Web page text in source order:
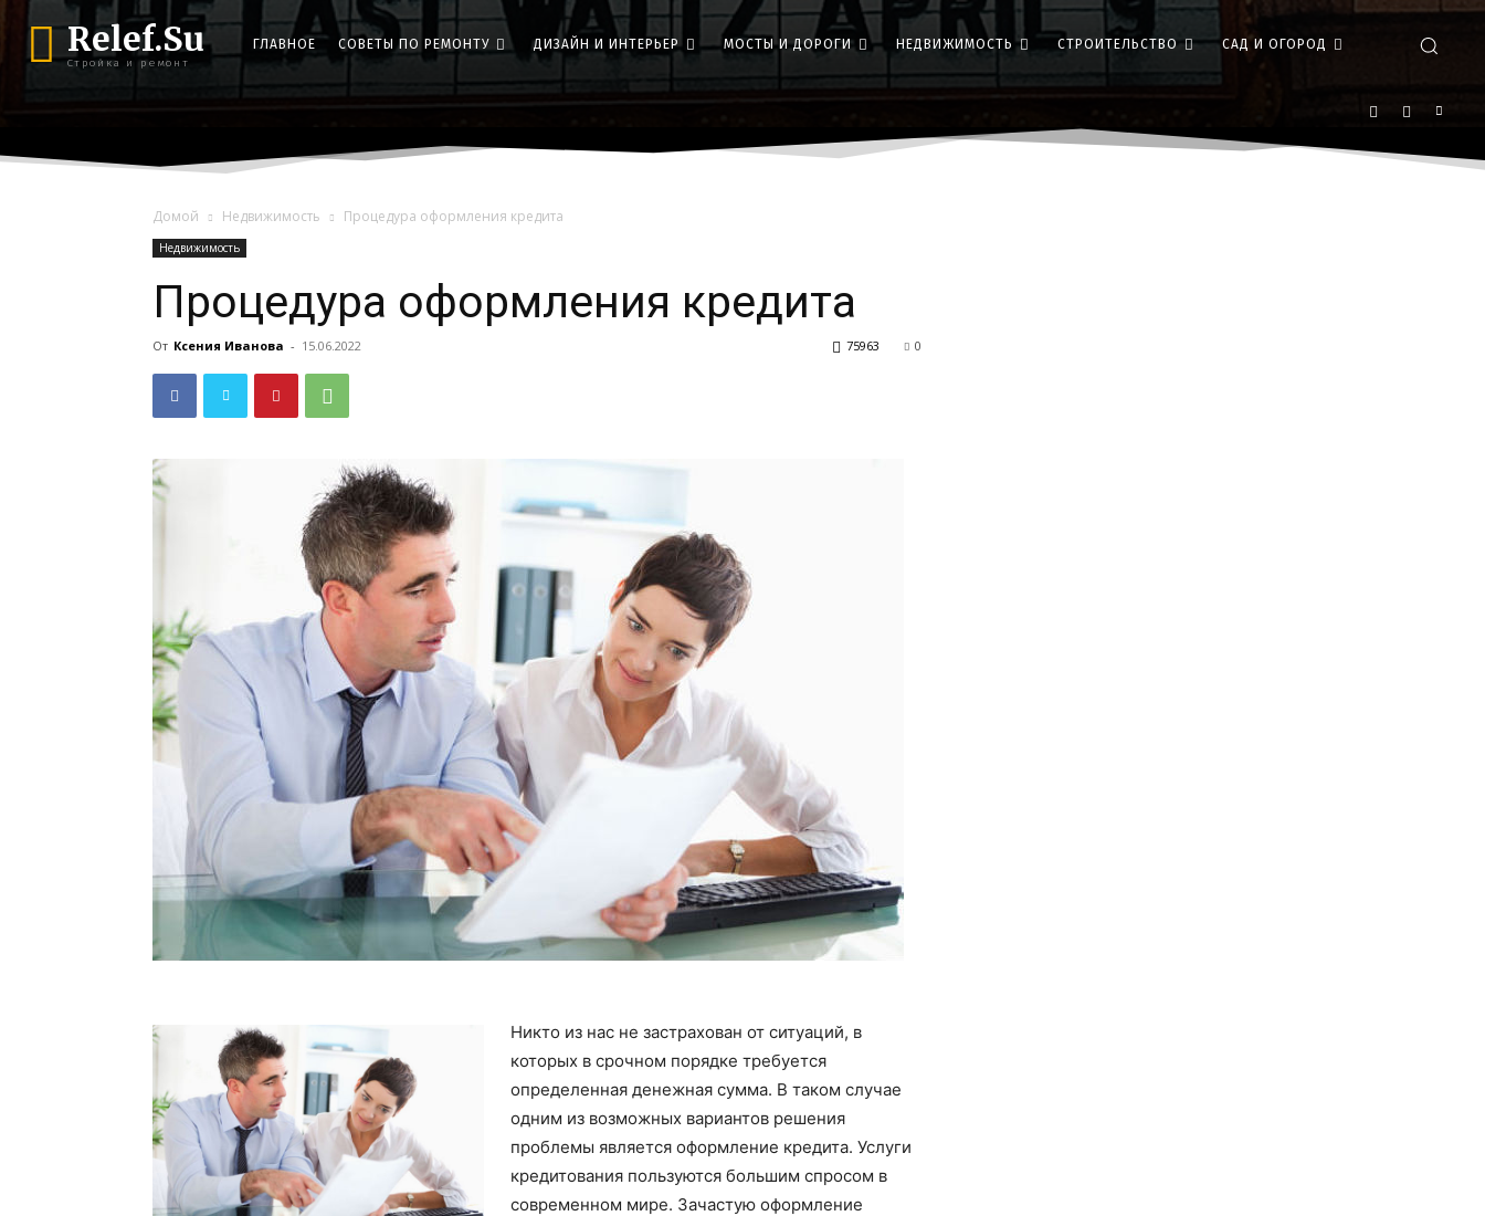
Relef.Su
Стройка и ремонт
ГЛАВНОЕ СОВЕТЫ ПО РЕМОНТУ ДИЗАЙН И ИНТЕРЬЕР МОСТЫ И ДОРОГИ НЕДВИЖИМОСТЬ СТРОИТЕЛЬСТВО САД И ОГОРОД
Домой Недвижимость Процедура оформления кредита
Недвижимость
Процедура оформления кредита
От Ксения Иванова - 15.06.2022 0
75963
Никто из нас не застрахован от ситуаций, в
которых в срочном порядке требуется
определенная денежная сумма. В таком случае
одним из возможных вариантов решения
проблемы является оформление кредита. Услуги
кредитования пользуются большим спросом в
современном мире. Зачастую оформление